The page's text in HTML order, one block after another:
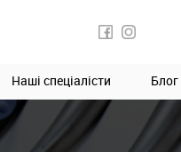
Наші спеціалісти Блог